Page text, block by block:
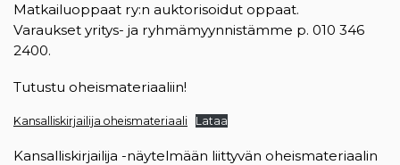
Matkailuoppaat ry:n auktorisoidut oppaat.
Varaukset yritys- ja ryhmämyynnistämme p. 010 346
2400.
Tutustu oheismateriaaliin!
Kansalliskirjailija oheismateriaali Lataa
Kansalliskirjailija -näytelmään liittyvän oheismateriaalin